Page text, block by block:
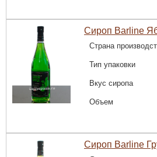
Сироп Barline
Страна
Тип упаковки
Вкус сиропа
Объем
Сироп Barline